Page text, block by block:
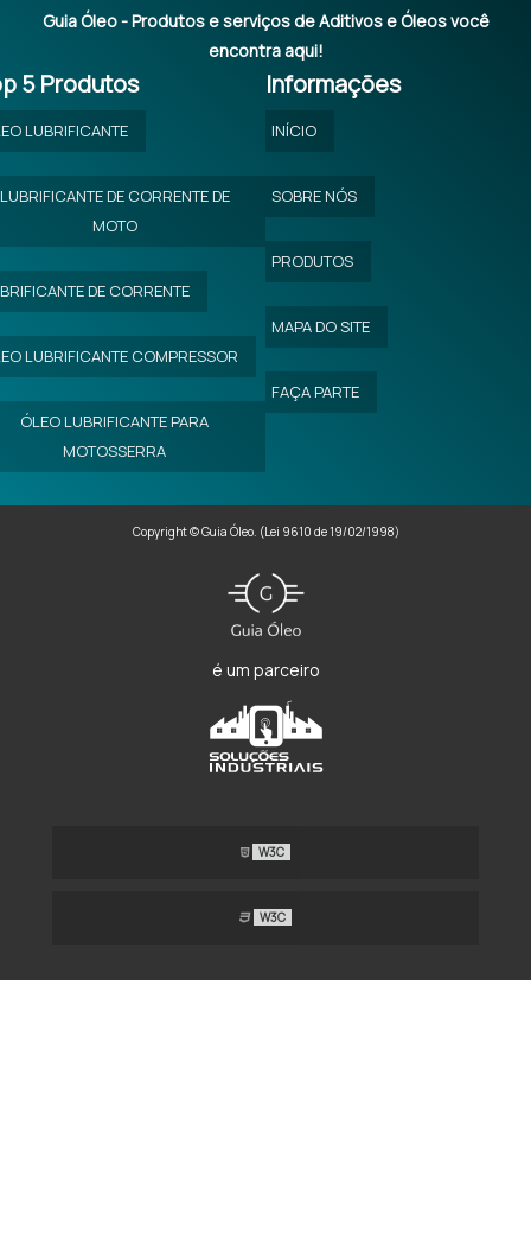
ÓLEOS LUBRIFICANTES INDUSTRIAIS
ÓLEO EMULSIONÁVEL
ÓLEO PARA REDUTORES INDUSTRIAIS
ÓLEO EMULSIONÁVEL
FABRICANTES DE ADITIVOS
ÁCIDO RICINOLEICO POLIMERIZADO
Guia Óleo - Produtos e serviços de Aditivos e Óleos você
encontra aqui!
5 Produtos
LUBRIFICANTE
LUBRIFICANTE DE CORRENTE DE
MOTO
DE CORRENTE
LUBRIFICANTE COMPRESSOR
ÓLEO LUBRIFICANTE PARA
MOTOSSERRA
Informações
INÍCIO
SOBRE NÓS
PRODUTOS
MAPA DO SITE
FAÇA PARTE
Copyright © Guia Óleo. (Lei 9610 de 19/02/1998)
é um parceiro
W3C
W3C